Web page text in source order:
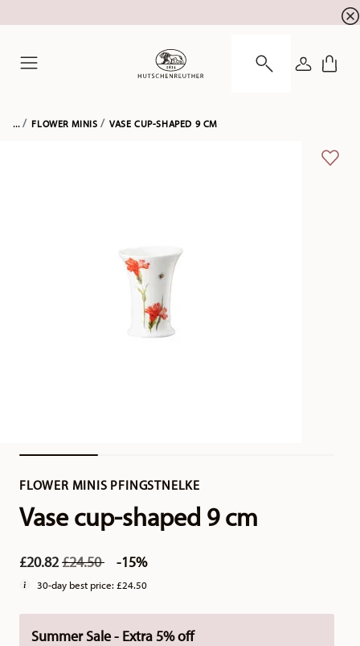
Summer SALE! Get EXTRA 5% OFF and
LOGIN
... FLOWER MINIS VASE CUP-SHAPED 9 CM
FLOWER MINIS PFINGSTNELKE
Vase cup-shaped 9 cm
£20.82Price reduced from
£24.50to -15%
30-day best price:£24.50
Summer Sale - Extra 5% off
ADD